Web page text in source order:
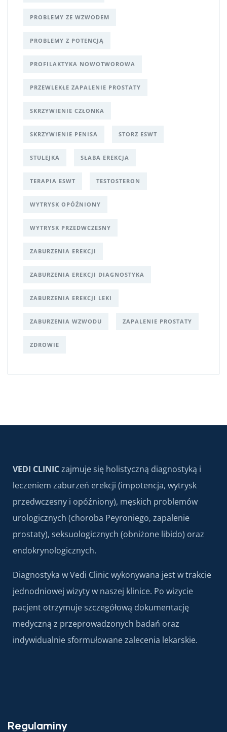
PROBLEMY ZE WZWODEM
PROBLEMY Z POTENCJĄ
PROFILAKTYKA NOWOTWOROWA
PRZEWLEKŁE ZAPALENIE PROSTATY
SKRZYWIENIE CZŁONKA
SKRZYWIENIE PENISA STORZ ESWT
STULEJKA SŁABA EREKCJA
TERAPIA ESWT TESTOSTERON
WYTRYSK OPÓŹNIONY
WYTRYSK PRZEDWCZESNY
ZABURZENIA EREKCJI
ZABURZENIA EREKCJI DIAGNOSTYKA
ZABURZENIA EREKCJI LEKI
ZABURZENIA WZWODU ZAPALENIE PROSTATY
ZDROWIE
VEDI CLINICzajmuje się holistyczną diagnostyką i
leczeniem zaburzeń erekcji (impotencja, wytrysk
przedwczesny i opóźniony), męskich problemów
urologicznych (choroba Peyroniego, zapalenie
prostaty), seksuologicznych (obniżone libido) oraz
endokrynologicznych.
Diagnostyka w Vedi Clinic wykonywana jest w trakcie
jednodniowej wizyty w naszej klinice. Po wizycie
pacjent otrzymuje szczegółową dokumentację
medyczną z przeprowadzonych badań oraz
indywidualnie sformułowane zalecenia lekarskie.
Regulaminy